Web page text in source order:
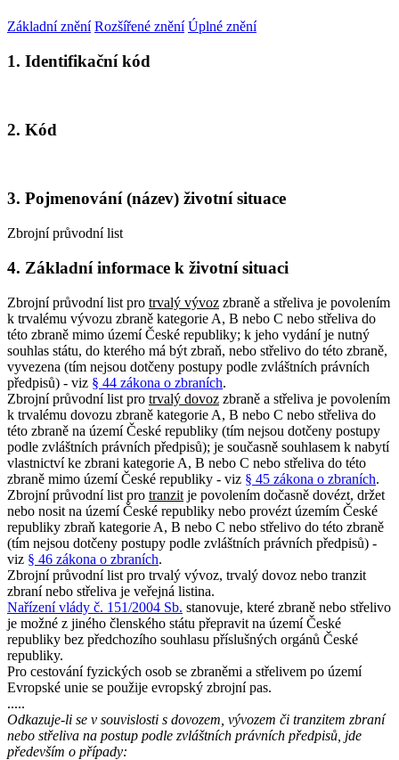
Základní znění Rozšířené znění Úplné znění
1. Identifikační kód
2. Kód
3. Pojmenování (název) životní situace
Zbrojní průvodní list
4. Základní informace k životní situaci
Zbrojní průvodní list pro trvalý vývoz zbraně a střeliva je povolením
k trvalému vývozu zbraně kategorie A, B nebo C nebo střeliva do
této zbraně mimo území České republiky; k jeho vydání je nutný
souhlas státu, do kterého má být zbraň, nebo střelivo do této zbraně,
vyvezena (tím nejsou dotčeny postupy podle zvláštních právních
předpisů) - viz § 44 zákona o zbraních.
Zbrojní průvodní list pro trvalý dovoz zbraně a střeliva je povolením
k trvalému dovozu zbraně kategorie A, B nebo C nebo střeliva do
této zbraně na území České republiky (tím nejsou dotčeny postupy
podle zvláštních právních předpisů); je současně souhlasem k nabytí
vlastnictví ke zbrani kategorie A, B nebo C nebo střeliva do této
zbraně mimo území České republiky - viz § 45 zákona o zbraních.
Zbrojní průvodní list pro tranzit je povolením dočasně dovézt, držet
nebo nosit na území České republiky nebo provézt územím České
republiky zbraň kategorie A, B nebo C nebo střelivo do této zbraně
(tím nejsou dotčeny postupy podle zvláštních právních předpisů) -
viz § 46 zákona o zbraních.
Zbrojní průvodní list pro trvalý vývoz, trvalý dovoz nebo tranzit
zbraní nebo střeliva je veřejná listina.
Nařízení vlády č. 151/2004 Sb. stanovuje, které zbraně nebo střelivo
je možné z jiného členského státu přepravit na území České
republiky bez předchozího souhlasu příslušných orgánů České
republiky.
Pro cestování fyzických osob se zbraněmi a střelivem po území
Evropské unie se použije evropský zbrojní pas.
.....
Odkazuje-li se v souvislosti s dovozem, vývozem či tranzitem zbraní
nebo střeliva na postup podle zvláštních právních předpisů, jde
především o případy: